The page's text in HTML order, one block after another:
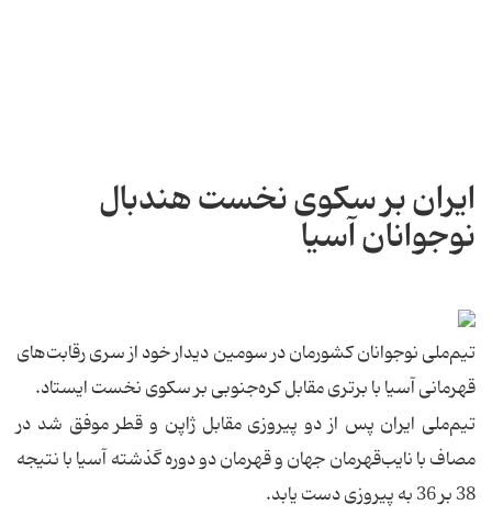
ایران بر سكوی نخست هندبال
نوجوانان آسیا
تیم‌ملی نوجوانان كشورمان در سومین دیدار خود از سری رقابت‌های
قهرمانی آسیا با برتری مقابل كره‌جنوبی بر سكوی نخست ایستاد.
تیم‌ملی ایران پس از دو پیروزی مقابل ژاپن و قطر موفق شد در
مصاف با نایب‌قهرمان جهان و قهرمان دو دوره گذشته آسیا با نتیجه
38 بر 36 به پیروزی دست یابد.